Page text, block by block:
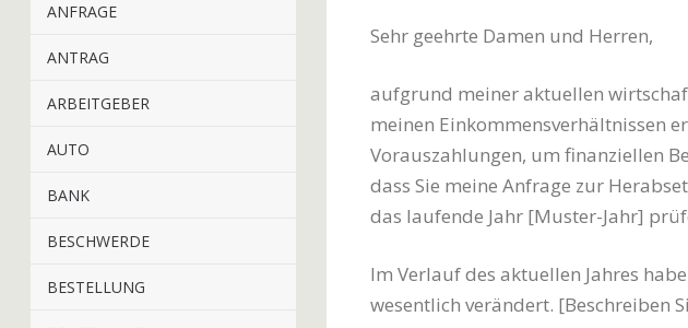
ANFRAGE
ANTRAG
ARBEITGEBER
AUTO
BANK
BESCHWERDE
BESTELLUNG
Sehr geehrte Damen und Herren,
aufgrund meiner aktuellen
meinen Einkommensverhältnissen
Vorauszahlungen, um finanziellen
dass Sie meine Anfrage zur
das laufende Jahr [Muster-Jahr]
Im Verlauf des aktuellen Jahres
wesentlich verändert. [Beschreiben